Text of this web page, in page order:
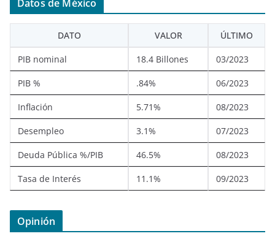
Datos de México
DATO VALOR ÚLTIMO
PIB nominal 18.4 Billones 03/2023
PIB % .84% 06/2023
Inflación 5.71% 08/2023
Desempleo 3.1% 07/2023
Deuda Pública %/PIB 46.5% 08/2023
Tasa de Interés 11.1% 09/2023
Opinión